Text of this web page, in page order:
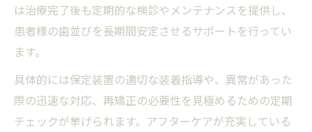
は治療完了後も定期的な検診やメンテナンスを提供し、
患者様の歯並びを長期間安定させるサポートを行ってい
ます。
具体的には保定装置の適切な装着指導や、異常があった
際の迅速な対応、再矯正の必要性を見極めるための定期
チェックが挙げられます。アフターケアが充実している